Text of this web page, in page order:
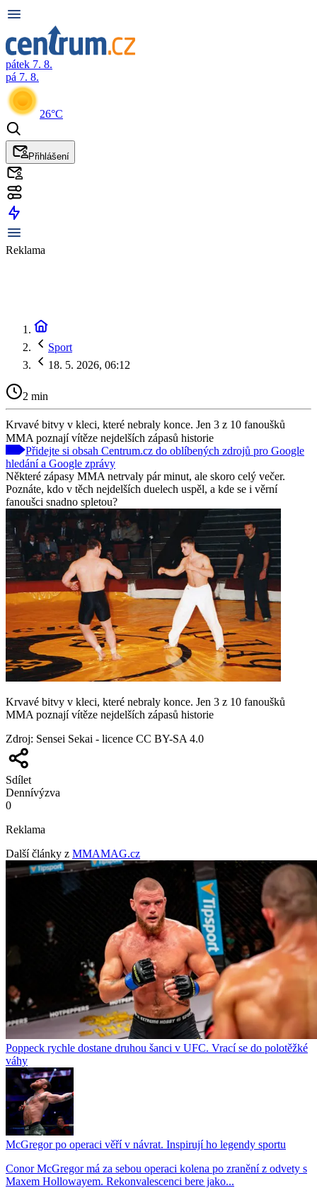
pátek 7. 8.
pá 7. 8.
26°C
Přihlášení
Reklama
Sport
18. 5. 2026, 06:12
2 min
Krvavé bitvy v kleci, které nebraly konce. Jen 3 z 10 fanoušků
MMA poznají vítěze nejdelších zápasů historie
Přidejte si obsah Centrum.cz do oblíbených zdrojů pro Google
hledání a Google zprávy
Některé zápasy MMA netrvaly pár minut, ale skoro celý večer.
Poznáte, kdo v těch nejdelších duelech uspěl, a kde se i věrní
fanoušci snadno spletou?
Krvavé bitvy v kleci, které nebraly konce. Jen 3 z 10 fanoušků
MMA poznají vítěze nejdelších zápasů historie
Zdroj: Sensei Sekai - licence CC BY-SA 4.0
Sdílet
Dennívýzva
0
Reklama
Další články z MMAMAG.cz
Poppeck rychle dostane druhou šanci v UFC. Vrací se do polotěžké
váhy
McGregor po operaci věří v návrat. Inspirují ho legendy sportu
Conor McGregor má za sebou operaci kolena po zranění z odvety s
Maxem Hollowayem. Rekonvalescenci bere jako...